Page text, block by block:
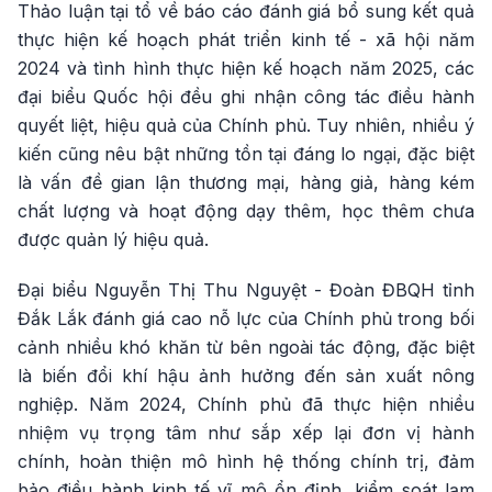
Thảo luận tại tổ về báo cáo đánh giá bổ sung kết quả
thực hiện kế hoạch phát triển kinh tế - xã hội năm
2024 và tình hình thực hiện kế hoạch năm 2025, các
đại biểu Quốc hội đều ghi nhận công tác điều hành
quyết liệt, hiệu quả của Chính phủ. Tuy nhiên, nhiều ý
kiến cũng nêu bật những tồn tại đáng lo ngại, đặc biệt
là vấn đề gian lận thương mại, hàng giả, hàng kém
chất lượng và hoạt động dạy thêm, học thêm chưa
được quản lý hiệu quả.
Đại biểu Nguyễn Thị Thu Nguyệt - Đoàn ĐBQH tỉnh
Đắk Lắk đánh giá cao nỗ lực của Chính phủ trong bối
cảnh nhiều khó khăn từ bên ngoài tác động, đặc biệt
là biến đổi khí hậu ảnh hưởng đến sản xuất nông
nghiệp. Năm 2024, Chính phủ đã thực hiện nhiều
nhiệm vụ trọng tâm như sắp xếp lại đơn vị hành
chính, hoàn thiện mô hình hệ thống chính trị, đảm